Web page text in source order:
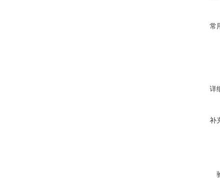
常
详
补